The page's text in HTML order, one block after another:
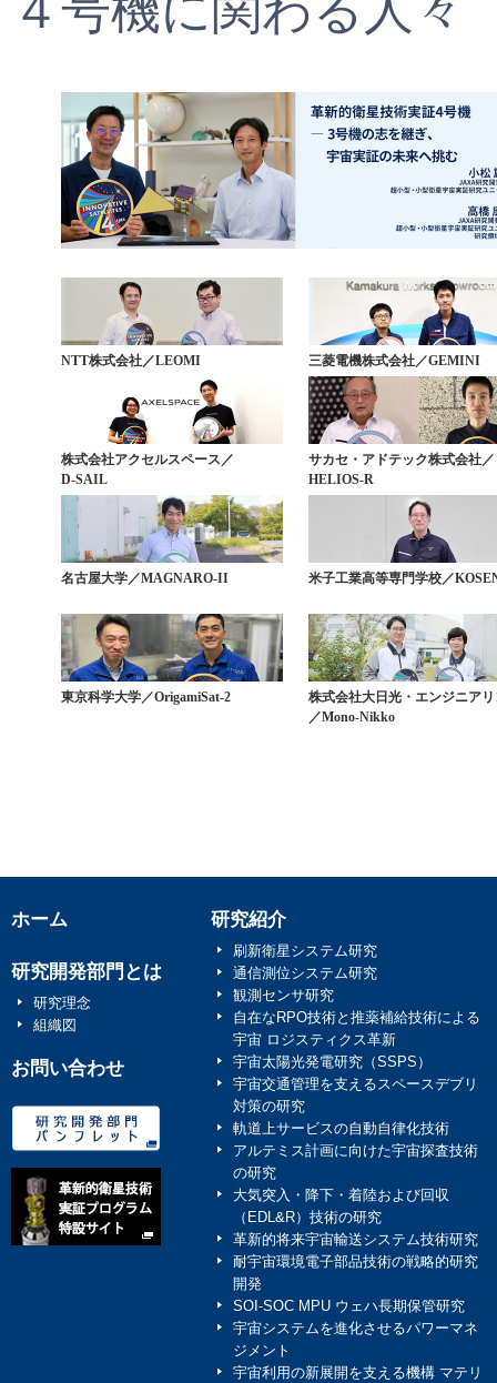
４号機に関わる人々
NTT株式会社／LEOMI 三菱電機株式会社／GEMINI
株式会社アクセルスペース／
D-SAIL
サカセ・アドテック株式会社／
HELIOS-R
名古屋大学／MAGNARO-II 米子工業高等専門学校／
東京科学大学／OrigamiSat-2
株式会社大日光・エンジニア
／Mono-Nikko
ホーム
研究開発部門とは
研究理念
組織図
お問い合わせ
研究紹介
刷新衛星システム研究
通信測位システム研究
観測センサ研究
自在なRPO技術と推薬補給技術による
宇宙 ロジスティクス革新
宇宙太陽光発電研究（SSPS）
宇宙交通管理を支えるスペースデブリ
対策の研究
軌道上サービスの自動自律化技術
アルテミス計画に向けた宇宙探査技術
の研究
大気突入・降下・着陸および回収
（EDL&R）技術の研究
革新的将来宇宙輸送システム技術研究
耐宇宙環境電子部品技術の戦略的研究
開発
SOI-SOC MPU ウェハ長期保管研究
宇宙システムを進化させるパワーマネ
ジメント
宇宙利用の新展開を支える機構 マテリ